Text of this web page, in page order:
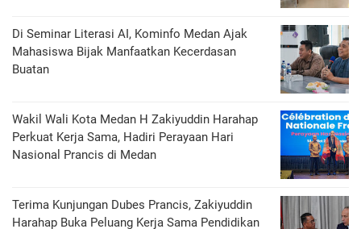
Di Seminar Literasi AI, Kominfo Medan Ajak
Mahasiswa Bijak Manfaatkan Kecerdasan
Buatan
Wakil Wali Kota Medan H Zakiyuddin Harahap
Perkuat Kerja Sama, Hadiri Perayaan Hari
Nasional Prancis di Medan
Terima Kunjungan Dubes Prancis, Zakiyuddin
Harahap Buka Peluang Kerja Sama Pendidikan